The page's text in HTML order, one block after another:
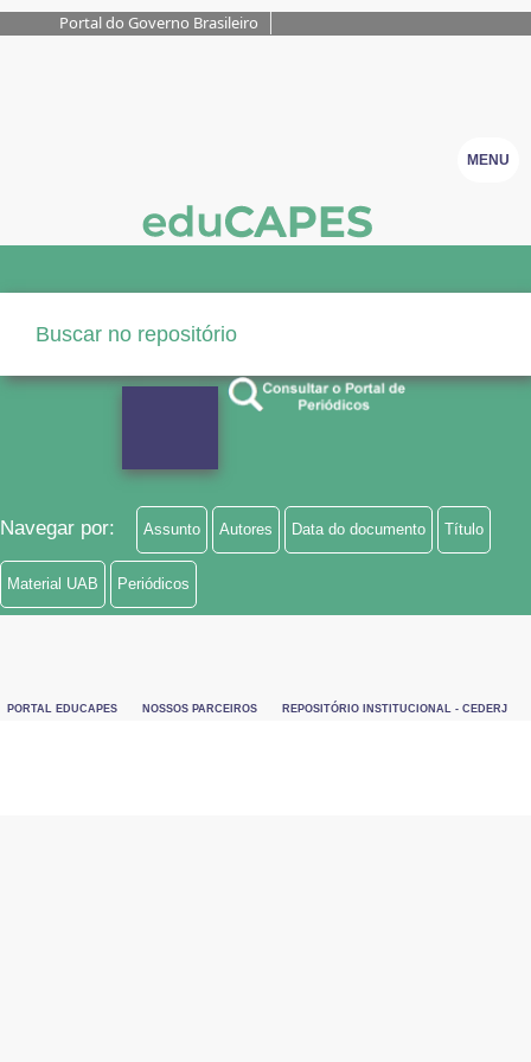
Portal do Governo Brasileiro
MENU
Navegar por: Assunto Autores Data do documento Título
Material UAB Periódicos
PORTAL EDUCAPES NOSSOS PARCEIROS REPOSITÓRIO INSTITUCIONAL - CEDERJ